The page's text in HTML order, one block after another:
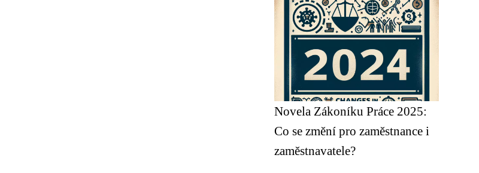
Novela Zákoníku Práce 2025:
Co se změní pro zaměstnance i
zaměstnavatele?